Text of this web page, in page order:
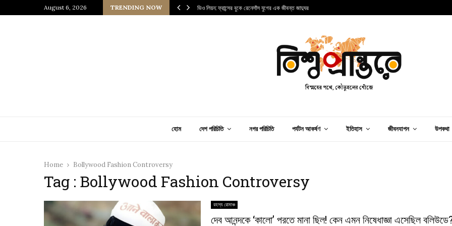
August 6, 2026 TRENDING NOW
জাপানি আধ্যাত্মিকতার ছোঁয়া ভিও লিয়ন: ফ্রান্সের বুকে রেনেসাঁস যুগের এক জীবন্ত জাদুঘর
হোম দেশ পরিচিতি নগর পরিচিতি পর্যটন আকর্ষণ ইতিহাস জীবনযাপন উপকথা
Home Bollywood Fashion Controversy
Tag : Bollywood Fashion Controversy
রহস্য রোমাঞ্চ
দেব আনন্দকে ‘কালো’ পরতে মানা ছিল! কেন এমন নিষেধাজ্ঞা এসেছিল